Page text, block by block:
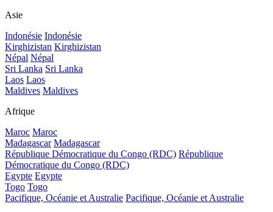
Asie
Indonésie Indonésie
Kirghizistan Kirghizistan
Népal Népal
Sri Lanka Sri Lanka
Laos Laos
Maldives Maldives
Afrique
Maroc Maroc
Madagascar Madagascar
République Démocratique du Congo (RDC) République
Démocratique du Congo (RDC)
Egypte Egypte
Togo Togo
Pacifique, Océanie et Australie Pacifique, Océanie et Australie